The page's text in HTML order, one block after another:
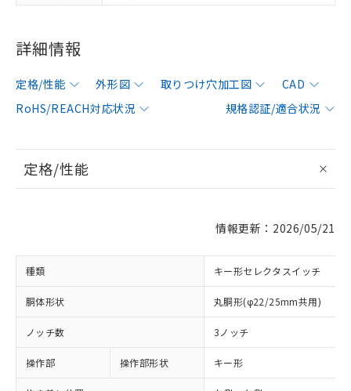
詳細情報
定格/性能 外形図 取りつけ穴加工図
CAD
RoHS/REACH対応状況
規格認証/適合状況
定格/性能
情報更新：2026/05/21
種類 キー形セレクタスイッチ
胴体形状 丸胴形(φ22/25mm共用)
ノッチ数 3ノッチ
操作部 操作部形状 キー形